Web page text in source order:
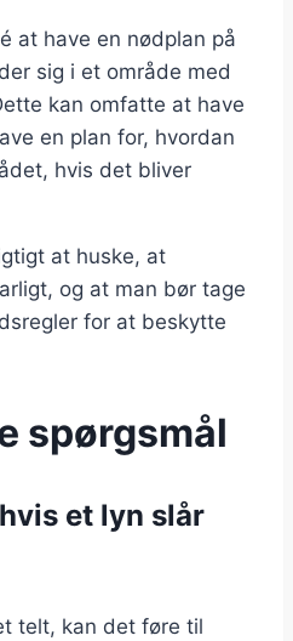
at have en nødplan på
sig i et område med
kan omfatte at have
en plan for, hvordan
hvis det bliver
at huske, at
og at man bør tage
for at beskytte
spørgsmål
et lyn slår
telt, kan det føre til